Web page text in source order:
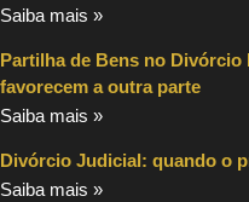
Saiba mais »
Partilha de Bens no
favorecem a outra parte
Saiba mais »
Divórcio Judicial: quando o
Saiba mais »